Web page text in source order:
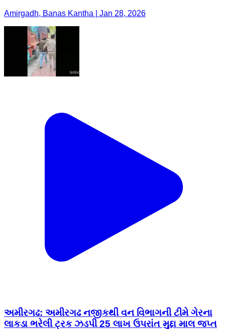
Amirgadh, Banas Kantha | Jan 28, 2026
અમીરગઢ: અમીરગઢ નજીકથી વન વિભાગની ટીમે ગેરના
લાકડા ભરેલી ટ્રક ઝડપી 25 લાખ ઉપરાંત મુદ્દા માલ જપ્ત